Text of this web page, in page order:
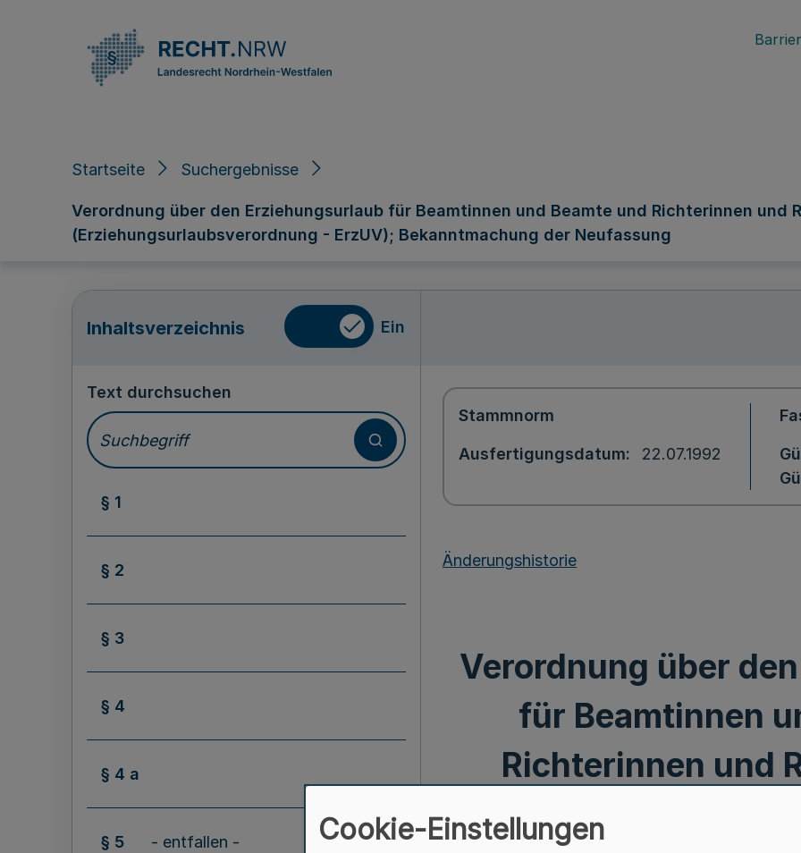
Startseite Suchergebnisse
Verordnung über den Erziehungsurlaub für Beamtinnen und Beamte und Richterinnen und
(Erziehungsurlaubsverordnung - ErzUV); Bekanntmachung der Neufassung
Inhaltsverzeichnis Ein
Text durchsuchen
§ 1
§ 2
§ 3
§ 4
§ 4 a
§ 5 - entfallen -
Stammnorm
Ausfertigungsdatum 22.07.1992
Änderungshistorie
Verordnung über
für Beamtinnen
Richterinnen und
Nordrhein-
Cookie-Einstellungen